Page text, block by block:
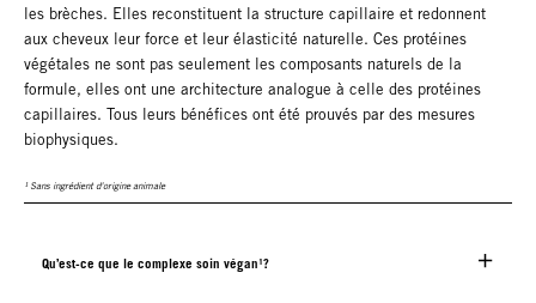
les brèches. Elles reconstituent la structure capillaire et redonnent
aux cheveux leur force et leur élasticité naturelle. Ces protéines
végétales ne sont pas seulement les composants naturels de la
formule, elles ont une architecture analogue à celle des protéines
capillaires. Tous leurs bénéfices ont été prouvés par des mesures
biophysiques.
¹ Sans ingrédient d'origine animale
Qu’est-ce que le complexe soin végan¹?